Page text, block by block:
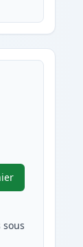
045H / 045
sous